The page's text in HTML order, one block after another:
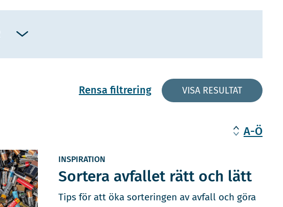
Rensa filtrering VISA RESULTAT
A-Ö
INSPIRATION
Sortera avfallet rätt och lätt
Tips för att öka sorteringen av avfall och göra